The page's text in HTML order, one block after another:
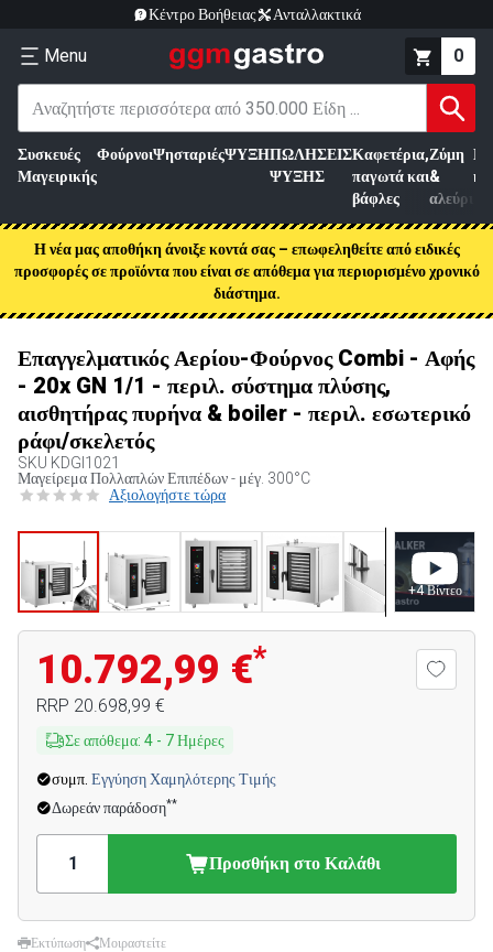
Κέντρο Βοήθειας Ανταλλακτικά
Menu 0
Συσκευές
Μαγειρικής
ΦούρνοιΨησταριέςΨΥΞΗΠΩΛΗΣΕΙΣ
ΨΥΞΗΣ
Καφετέρια,
παγωτά και
βάφλες
Ζύμη
&
αλεύρι
Η νέα μας αποθήκη άνοιξε κοντά σας – επωφεληθείτε από ειδικές
προσφορές σε προϊόντα που είναι σε απόθεμα για περιορισμένο χρονικό
διάστημα.
Επαγγελματικός Αερίου-Φούρνος Combi - Αφής
- 20x GN 1/1 - περιλ. σύστημα πλύσης,
αισθητήρας πυρήνα & boiler - περιλ. εσωτερικό
ράφι/σκελετός
SKU KDGI1021
Μαγείρεμα Πολλαπλών Επιπέδων - μέγ. 300°C
Αξιολογήστε τώρα
+4 Βίντεο
10.792,99 €*
RRP 20.698,99 €
Σε απόθεμα: 4 - 7Ημέρες
συμπ. Εγγύηση Χαμηλότερης Τιμής
Δωρεάν παράδοση**
Προσθήκη στο Καλάθι
Εκτύπωση
Μοιραστείτε